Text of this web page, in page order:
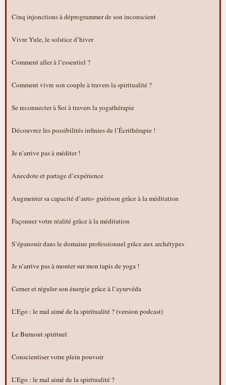
Cinq injonctions à déprogrammer de son inconscient
Vivre Yule, le solstice d’hiver
Comment aller à l’essentiel ?
Comment vivre son couple à travers la spiritualité ?
Se reconnecter à Soi à travers la yogathérapie
Découvrez les possibilités infinies de l’Écrithérapie !
Je n’arrive pas à méditer !
Anecdote et partage d’expérience
Augmenter sa capacité d’auto- guérison grâce à la méditation
Façonner votre réalité grâce à la méditation
S’épanouir dans le domaine professionnel grâce aux archétypes
Je n’arrive pas à monter sur mon tapis de yoga !
Cerner et réguler son énergie grâce à l’ayurvéda
L’Ego : le mal aimé de la spiritualité ? (version podcast)
Le Burnout spirituel
Conscientiser votre plein pouvoir
L’Ego : le mal aimé de la spiritualité ?